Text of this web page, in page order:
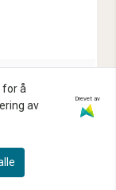
for å
av
Drevet av